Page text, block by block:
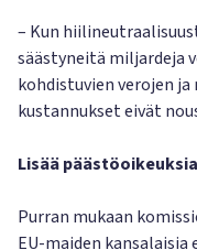
– Kun
säästyneitä miljardeja
kohdistuvien verojen
kustannukset eivät
Lisää
Purran mukaan
EU-maiden